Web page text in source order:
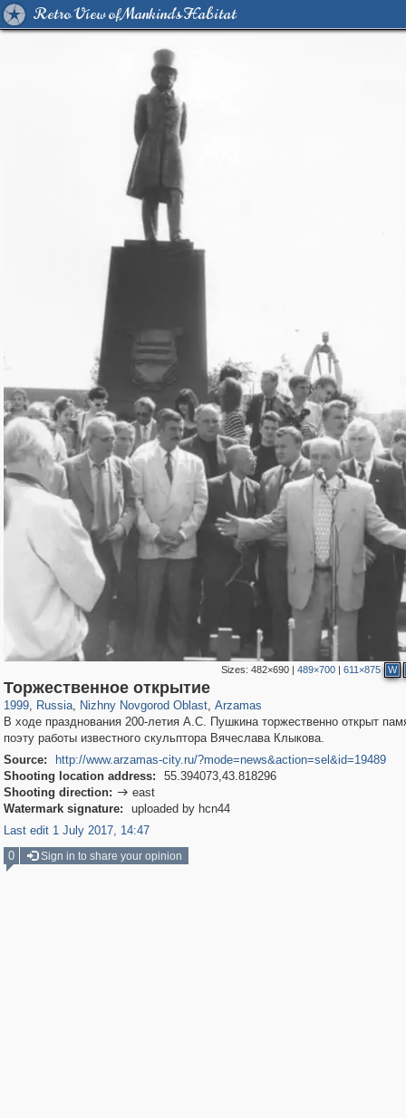
Retro View of Mankind's Habitat
Sizes: 482×690| 489×700| 611×875 W
Торжественное открытие
1999, Russia
1,406,849 29,243
, Nizhny Novgorod Oblast
27,536 373
, Arzamas
561
В ходе празднования 200-летия А.С. Пушкина торжественно открыт
поэту работы известного скульптора Вячеслава Клыкова.
Source:
http://www.arzamas-city.ru/?mode=news&action=sel&id=19489
Shooting location address:
55.394073,43.818296
Shooting direction:  east
Watermark signature:
uploaded by hcn44
Last edit 1 July 2017, 14:47
0
Sign in to share your opinion